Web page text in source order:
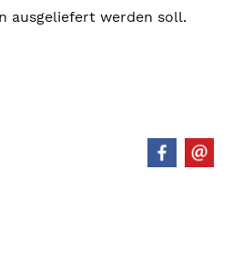
ausgeliefert werden soll.